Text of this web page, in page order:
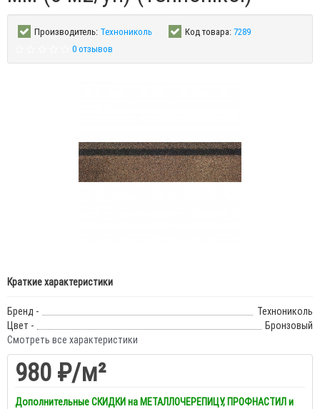
Производитель: Технониколь Код товара:7289
0 отзывов
Краткие характеристики
Бренд -
Технониколь
Цвет -
Бронзовый
Смотреть все характеристики
980 ₽/м²
Дополнительные СКИДКИ на МЕТАЛЛОЧЕРЕПИЦУ, ПРОФНАСТИЛ и